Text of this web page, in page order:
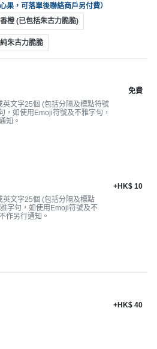
果，可落單後聯絡商戶另付費）
香橙 (已包括朱古力脆脆)
純朱古力脆脆
文字25個 (包括分隔及標點符號
，如使用Emoji符號及不雅字句，
知。
免費
文字25個 (包括分隔及標點
字句，如使用Emoji符號及不
作另行通知。
+HK$ 10
+HK$ 40